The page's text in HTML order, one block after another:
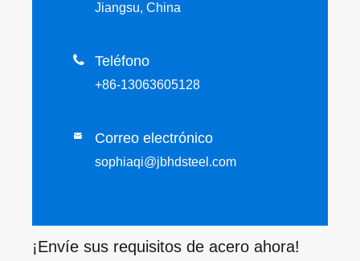
Jiangsu, China
 Teléfono
+86-13063605128
 Correo electrónico
sophiaqi@jbhdsteel.com
¡Envíe sus requisitos de acero ahora!